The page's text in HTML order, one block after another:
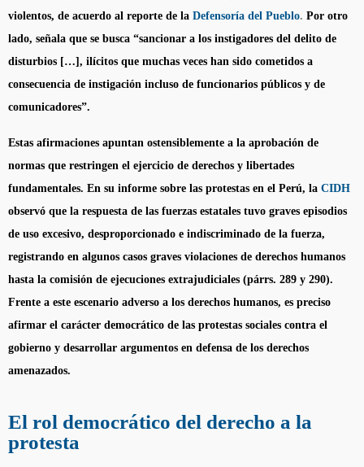
violentos, de acuerdo al reporte de la Defensoría del Pueblo. Por otro
lado, señala que se busca “sancionar a los instigadores del delito de
disturbios […], ilícitos que muchas veces han sido cometidos a
consecuencia de instigación incluso de funcionarios públicos y de
comunicadores”.
Estas afirmaciones apuntan ostensiblemente a la aprobación de
normas que restringen el ejercicio de derechos y libertades
fundamentales. En su informe sobre las protestas en el Perú, la CIDH
observó que la respuesta de las fuerzas estatales tuvo graves episodios
de uso excesivo, desproporcionado e indiscriminado de la fuerza,
registrando en algunos casos graves violaciones de derechos humanos
hasta la comisión de ejecuciones extrajudiciales (párrs. 289 y 290).
Frente a este escenario adverso a los derechos humanos, es preciso
afirmar el carácter democrático de las protestas sociales contra el
gobierno y desarrollar argumentos en defensa de los derechos
amenazados.
El rol democrático del derecho a la
protesta